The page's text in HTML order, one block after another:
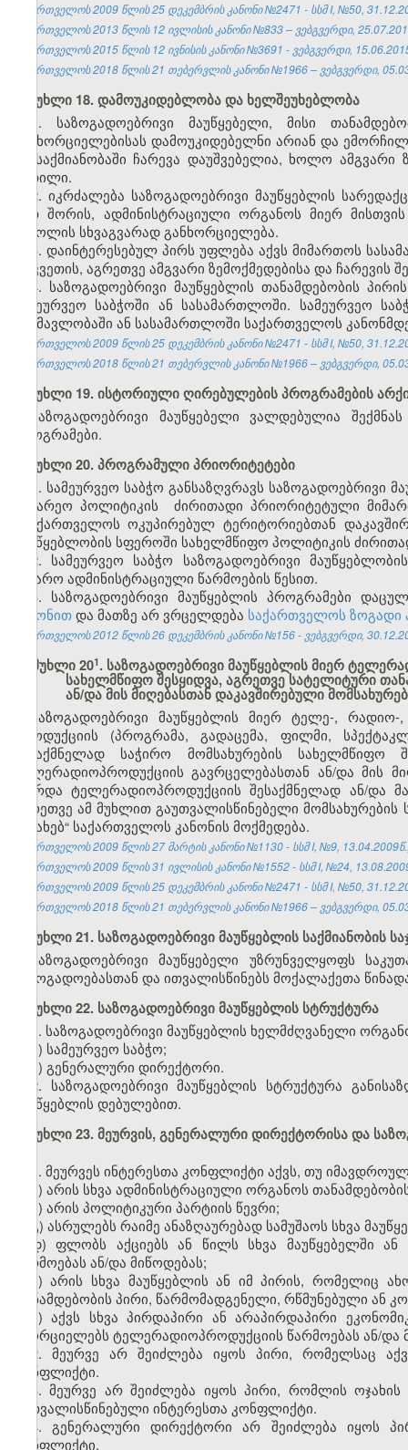
საქართველოს 2009 წლის 25 დეკემბრის კანონი №2471 - სსმ I, №50,
საქართველოს 2013 წლის 12 ივლისის კანონი №833 – ვებგვერდი,
საქართველოს 2015 წლის 12 ივნისის კანონი №3691 - ვებგვერდი,
საქართველოს 2018 წლის 21 თებერვლის კანონი №1966 – ვებგვერდი,
მუხლი 18. დამოუკიდებლობა და ხელშეუხებლობა
1. საზოგადოებრივი მაუწყებელი, მისი
განხორციელებისას დამოუკიდებელნი არიან და
ამ საქმიანობაში ჩარევა დაუშვებელია, ხოლო
ბათილი.
2. იკრძალება საზოგადოებრივი მაუწყებლის
მათ შორის, ადმინისტრაციული ორგანოს მიერ
ზეწოლის სხვაგვარად განხორციელება.
3. დაინტერესებულ პირს უფლება აქვს მიმართოს
აღკვეთის, აგრეთვე ამგვარი ზემოქმედებისა და
4. საზოგადოებრივი მაუწყებლის თანამდებობის
სამეურვეო საბჭოში ან სასამართლოში. სამეურვეო
განმავლობაში ან სასამართლოში საქართველოს
საქართველოს 2009 წლის 25 დეკემბრის კანონი №2471 - სსმ I, №50,
საქართველოს 2018 წლის 21 თებერვლის კანონი №1966 – ვებგვერდი,
მუხლი 19. ისტორიული ღირებულების პროგრამების
საზოგადოებრივი მაუწყებელი ვალდებულია
პროგრამები.
მუხლი 20. პროგრამული პრიორიტეტები
1. სამეურვეო საბჭო განსაზღვრავს
საგარეო პოლიტიკის ძირითადი პრიორიტეტული
საქართველოს ოკუპირებულ ტერიტორიებთან
მაუწყებლობის სფეროში სახელმწიფო პოლიტიკის
2. სამეურვეო საბჭო საზოგადოებრივი
საჯარო ადმინისტრაციული წარმოების წესით.
3. საზოგადოებრივი მაუწყებლის პროგრამები
კანონითდა მათზე არ ვრცელდება საქართველოს ზოგადი
საქართველოს 2012 წლის 26 დეკემბრის კანონი №156 - ვებგვერდი,
მუხლი 20​1. საზოგადოებრივი მაუწყებლის მიერ
სახელმწიფო შესყიდვა, აგრეთვე სატელიტური
ან/და მის მიღებასთან დაკავშირებული
საზოგადოებრივი მაუწყებლის მიერ ტელე-,
პროდუქციის (პროგრამა, გადაცემა, ფილმი,
შესაქმნელად საჭირო მომსახურების სახელმწიფო
ტელერადიოპროდუქციის გავრცელებასთან ან/და მის
(გარდა ტელერადიოპროდუქციის შესაქმნელად ან/და
აგრეთვე ამ მუხლით გაუთვალისწინებელი
შესახებ“ საქართველოს კანონის მოქმედება.
საქართველოს 2009 წლის 27 მარტის კანონი №1130 - სსმ I, №9,
საქართველოს 2009 წლის 31 ივლისის კანონი №1552 - სსმ I, №24,
საქართველოს 2009 წლის 25 დეკემბრის კანონი №2471 - სსმ I, №50,
საქართველოს 2018 წლის 21 თებერვლის კანონი №1966 – ვებგვერდი,
მუხლი 21. საზოგადოებრივი მაუწყებლის საქმიანობის
საზოგადოებრივი მაუწყებელი უზრუნველყოფს
საზოგადოებასთან და ითვალისწინებს მოქალაქეთა
მუხლი 22. საზოგადოებრივი მაუწყებლის სტრუქტურა
1. საზოგადოებრივი მაუწყებლის ხელმძღვანელი
ა) სამეურვეო საბჭო;
ბ) გენერალური დირექტორი.
2. საზოგადოებრივი მაუწყებლის სტრუქტურა
მაუწყებლის დებულებით.
მუხლი 23. მეურვის, გენერალური დირექტორისა და
1. მეურვეს ინტერესთა კონფლიქტი აქვს, თუ
ა) არის სხვა ადმინისტრაციული ორგანოს
ბ) არის პოლიტიკური პარტიის წევრი;
გ) ასრულებს რაიმე ანაზღაურებად სამუშაოს სხვა
დ) ფლობს აქციებს ან წილს სხვა მაუწყებელში
წარმოებას ან/და მიწოდებას;
ე) არის სხვა მაუწყებლის ან იმ პირის, რომელიც
თანამდებობის პირი, წარმომადგენელი, რწმუნებული ან
ვ) აქვს სხვა პირდაპირი ან არაპირდაპირი
ახორციელებს ტელერადიოპროდუქციის წარმოებას ან/და
2. მეურვე არ შეიძლება იყოს პირი, რომელსაც
კონფლიქტი.
3. მეურვე არ შეიძლება იყოს პირი, რომლის ოჯახის
გათვალისწინებული ინტერესთა კონფლიქტი.
4. გენერალური დირექტორი არ შეიძლება იყოს
კონფლიქტი.